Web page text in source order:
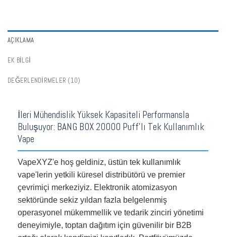
Vape'leri Toplu Satın Al,İsveç'te Tek Kullanımlık Vape'leri Toplu Satın Al,
İsviçre'de Tek Kullanımlık Vape'leri Toplu Satın Al
Guava Tatlı Tek Kullanımlık Vape
Kullanımlık Vape,Karışık Meyve Lezzetli Tek Kullanımlık Vape
Puffs'tan Vape Mağazası ,Karpuz Lezzetli Tek Kullanımlık Vape
AÇIKLAMA
EK BILGI
DEĞERLENDIRMELER (10)
İleri Mühendislik Yüksek Kapasiteli Performansla
Buluşuyor: BANG BOX 20000 Puff'lı Tek Kullanımlık
Vape
VapeXYZ'e hoş geldiniz, üstün tek kullanımlık
vape'lerin yetkili küresel distribütörü ve premier
çevrimiçi merkeziyiz. Elektronik atomizasyon
sektöründe sekiz yıldan fazla belgelenmiş
operasyonel mükemmellik ve tedarik zinciri yönetimi
deneyimiyle, toptan dağıtım için güvenilir bir B2B